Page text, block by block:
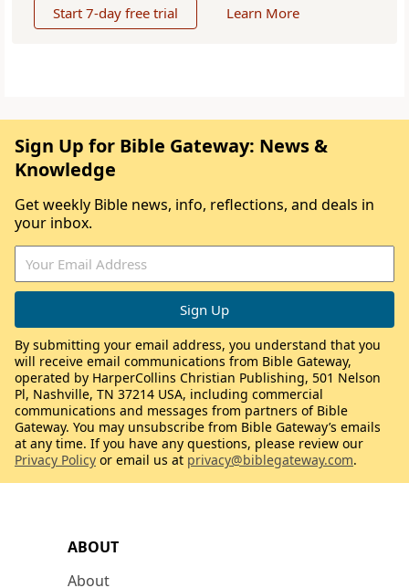
Start 7-day free trial Learn More
ABOUT
About
Sign Up for Bible Gateway: News &
Knowledge
Get weekly Bible news, info, reflections, and deals in
your inbox.
By submitting your email address, you understand that you
will receive email communications from Bible Gateway,
operated by HarperCollins Christian Publishing, 501 Nelson
Pl, Nashville, TN 37214 USA, including commercial
communications and messages from partners of Bible
Gateway. You may unsubscribe from Bible Gateway’s emails
at any time. If you have any questions, please review our
Privacy Policy or email us at privacy@biblegateway.com.